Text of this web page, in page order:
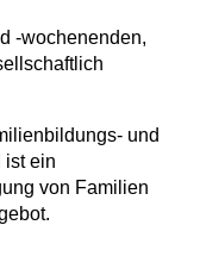
-wochenenden,
und
ist ein
von Familien